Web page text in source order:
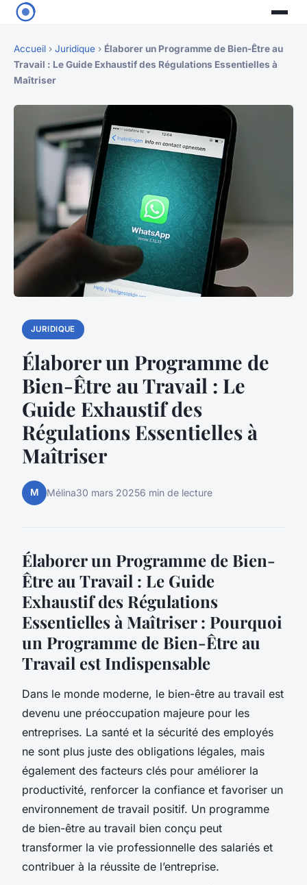
Accueil › Juridique › Élaborer un Programme de Bien-Être au
Travail : Le Guide Exhaustif des Régulations Essentielles à
Maîtriser
JURIDIQUE
Élaborer un Programme de
Bien-Être au Travail : Le
Guide Exhaustif des
Régulations Essentielles à
Maîtriser
M Mélina30 mars 20256 min de lecture
Élaborer un Programme de Bien-
Être au Travail : Le Guide
Exhaustif des Régulations
Essentielles à Maîtriser : Pourquoi
un Programme de Bien-Être au
Travail est Indispensable
Dans le monde moderne, le bien-être au travail est
devenu une préoccupation majeure pour les
entreprises. La santé et la sécurité des employés
ne sont plus juste des obligations légales, mais
également des facteurs clés pour améliorer la
productivité, renforcer la confiance et favoriser un
environnement de travail positif. Un programme
de bien-être au travail bien conçu peut
transformer la vie professionnelle des salariés et
contribuer à la réussite de l’entreprise.